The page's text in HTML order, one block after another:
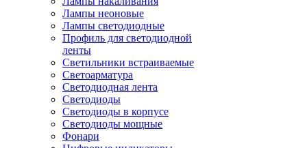
Лампы неоновые
Лампы светодиодные
Профиль для светодиодной
ленты
Светильники встраиваемые
Светоарматура
Светодиодная лента
Светодиоды
Светодиоды в корпусе
Светодиоды мощные
Фонари